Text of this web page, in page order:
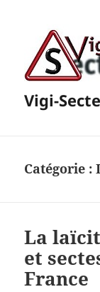
Vigi-
Catégorie :
La
et
France